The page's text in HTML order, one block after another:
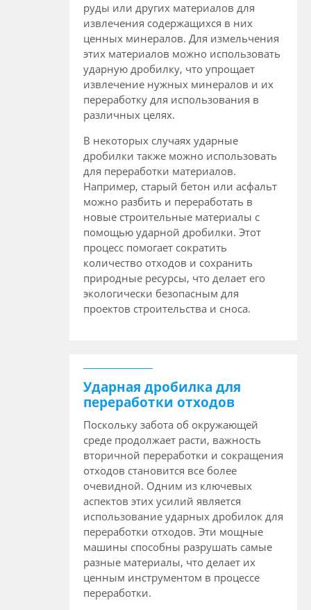
руды или других материалов для
извлечения содержащихся в них
ценных минералов. Для измельчения
этих материалов можно использовать
ударную дробилку, что упрощает
извлечение нужных минералов и их
переработку для использования в
различных целях.
В некоторых случаях ударные
дробилки также можно использовать
для переработки материалов.
Например, старый бетон или асфальт
можно разбить и переработать в
новые строительные материалы с
помощью ударной дробилки. Этот
процесс помогает сократить
количество отходов и сохранить
природные ресурсы, что делает его
экологически безопасным для
проектов строительства и сноса.
Ударная дробилка для
переработки отходов
Поскольку забота об окружающей
среде продолжает расти, важность
вторичной переработки и сокращения
отходов становится все более
очевидной. Одним из ключевых
аспектов этих усилий является
использование ударных дробилок для
переработки отходов. Эти мощные
машины способны разрушать самые
разные материалы, что делает их
ценным инструментом в процессе
переработки.